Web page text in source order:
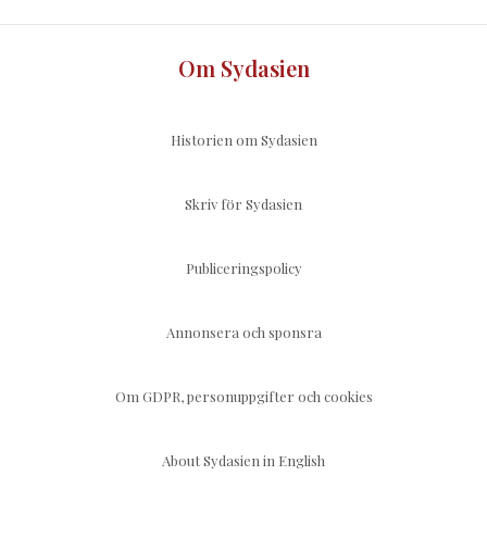
Om Sydasien
Historien om Sydasien
Skriv för Sydasien
Publiceringspolicy
Annonsera och sponsra
Om GDPR, personuppgifter och cookies
About Sydasien in English